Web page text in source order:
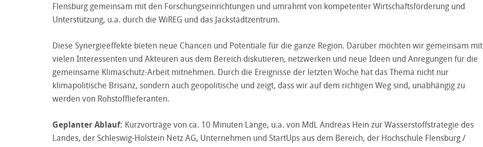
Flensburg gemeinsam mit den Forschungseinrichtungen und umrahmt von kompetenter Wirtschaftsförderung und
Unterstützung, u.a. durch die WiREG und das Jackstädtzentrum.
Diese Synergieeffekte bieten neue Chancen und Potentiale für die ganze Region. Darüber möchten wir gemeinsam mit
vielen Interessenten und Akteuren aus dem Bereich diskutieren, netzwerken und neue Ideen und Anregungen für die
gemeinsame Klimaschutz-Arbeit mitnehmen. Durch die Ereignisse der letzten Woche hat das Thema nicht nur
klimapolitische Brisanz, sondern auch geopolitische und zeigt, dass wir auf dem richtigen Weg sind, unabhängig zu
werden von Rohstofflieferanten.
Geplanter Ablauf: Kurzvorträge von ca. 10 Minuten Länge, u.a. von MdL Andreas Hein zur Wasserstoffstrategie des
Landes, der Schleswig-Holstein Netz AG, Unternehmen und StartUps aus dem Bereich, der Hochschule Flensburg /